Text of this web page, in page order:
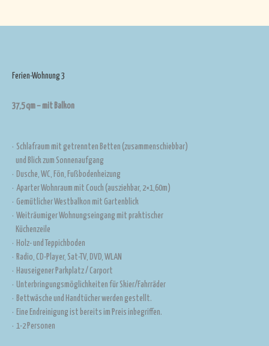
Ferien-Wohnung 3
37,5 qm – mit Balkon
· Schlafraum mit getrennten Betten (zusammenschiebbar)
und Blick zum Sonnenaufgang
· Dusche, WC, Fön, Fußbodenheizung
· Aparter Wohnraum mit Couch (ausziehbar, 2×1,60m)
· Gemütlicher Westbalkon mit Gartenblick
· Weiträumiger Wohnungseingang mit praktischer
Küchenzeile
· Holz- und Teppichboden
· Radio, CD-Player, Sat-TV, DVD, WLAN
· Hauseigener Parkplatz / Carport
· Unterbringungsmöglichkeiten für Skier/Fahrräder
· Bettwäsche und Handtücher werden gestellt.
· Eine Endreinigung ist bereits im Preis inbegriffen.
· 1-2 Personen